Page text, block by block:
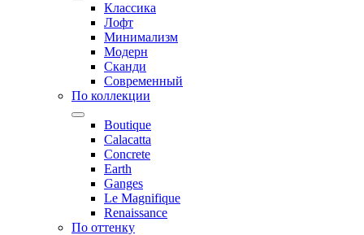
Классика
Лофт
Минимализм
Модерн
Сканди
Современный
По коллекции
Boutique
Calacatta
Concrete
Earth
Ganges
Le Magnifique
Renaissance
По оттенку